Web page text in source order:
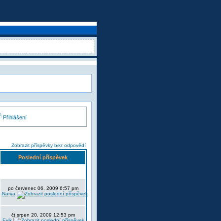
Přihlášení
Zobrazit příspěvky bez odpovědí
Poslední příspěvek
po červenec 06, 2009 6:57 pm
Narya
čt srpen 20, 2009 12:53 pm